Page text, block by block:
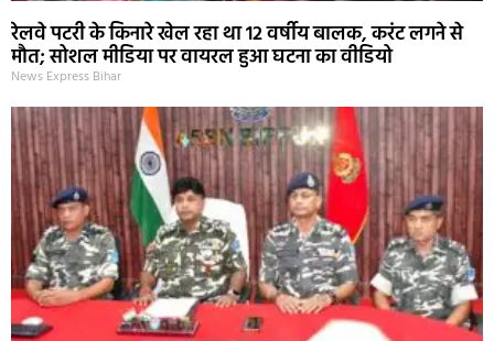
रेलवे पटरी के किनारे खेल रहा था 12 वर्षीय बालक, करंट लगने से
मौत; सोशल मीडिया पर वायरल हुआ घटना का वीडियो
News Express Bihar